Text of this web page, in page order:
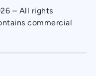
– All rights
commercial